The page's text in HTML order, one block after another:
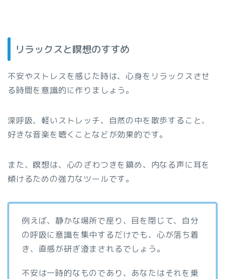
リラックスと瞑想のすすめ
不安やストレスを感じた時は、心身をリラックスさせ
る時間を意識的に作りましょう。
深呼吸、軽いストレッチ、自然の中を散歩すること、
好きな音楽を聴くことなどが効果的です。
また、瞑想は、心のざわつきを鎮め、内なる声に耳を
傾けるための強力なツールです。
例えば、静かな場所で座り、目を閉じて、自分
の呼吸に意識を集中するだけでも、心が落ち着
き、直感が研ぎ澄まされるでしょう。
不安は一時的なものであり、あなたはそれを乗